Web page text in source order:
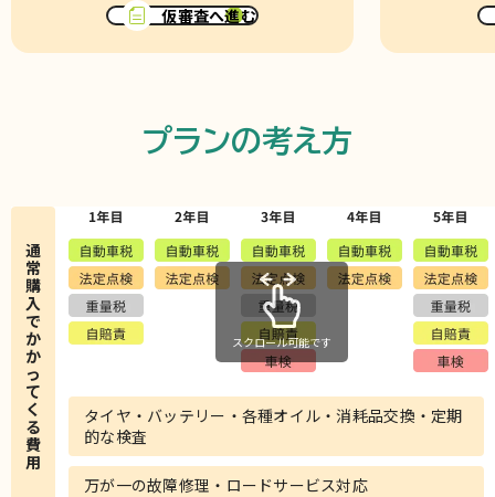
仮審査へ進む
プランの考え方
通
常
購
入
で
か
か
っ
て
く
る
費
用
タイヤ・バッテリー・各種オイル・消耗品交換・定期
的な検査
万が一の故障修理・ロードサービス対応
スクロール可能です